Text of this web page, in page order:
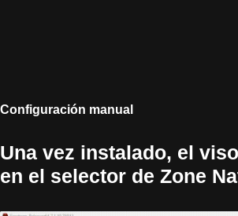
Configuración manual
Una vez instalado, el
en el selector de Zone